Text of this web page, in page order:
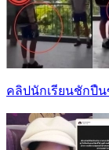
คลิปนักเรียนชักปื